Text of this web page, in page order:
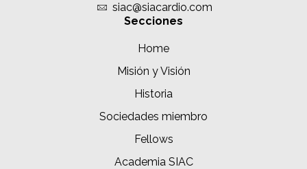
siac@siacardio.com
Secciones
Home
Misión y Visión
Historia
Sociedades miembro
Fellows
Academia SIAC